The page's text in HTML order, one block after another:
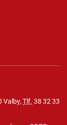
Valby, Tlf. 38 32 33